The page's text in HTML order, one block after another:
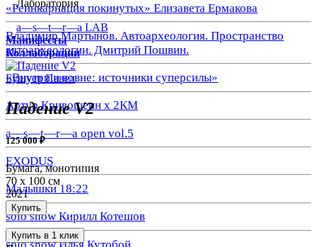
«Реинкарнация покинутых» Елизавета Ермакова
Владимир Мартынов. Автоархеология. Пространство
автоархеологии. Дмитрий Пошвин.
«Внутри и вовне: источники суперсилы»
Артур Кривошеин х 2КМ
a—s—t—r—a open vol.5
EXODUS
Малышки 18:22
solo show Кирилл Котешов
solo show Илья Кутобой
Лаборатория
a—s—t—r—a LAB
Манифесты
Коллаборации
Бушуев Павел
Падение V2
125 000 ₽
Бумага, монотипия
70 х 100 см
2021
Купить
Купить в 1 клик